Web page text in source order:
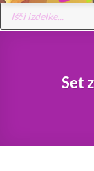
Products
search
Set